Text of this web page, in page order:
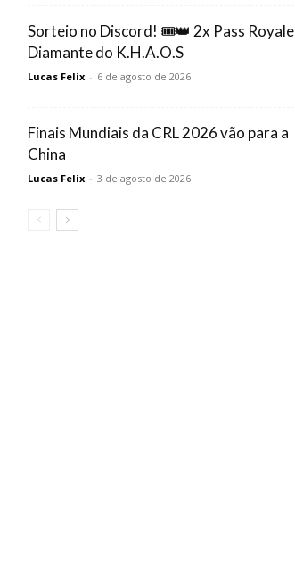
Sorteio no Discord! 🎟️👑 2x Pass Royale
Diamante do K.H.A.O.S
Lucas Felix - 6 de agosto de 2026
Finais Mundiais da CRL 2026 vão para a
China
Lucas Felix - 3 de agosto de 2026